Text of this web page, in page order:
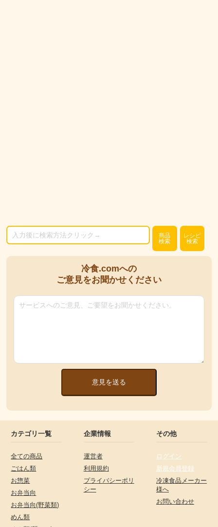
商品
検索
レシピ
検索
冷食.comへの
ご意見をお聞かせください
意見を送る
カテゴリ一覧
全ての商品
ごはん類
お惣菜
お弁当向
お弁当向(野菜類)
めん類
企業情報
運営者
利用規約
プライバシーポリ
シー
その他
ログイン
新規会員登録
冷凍食品メーカー
様へ
お問い合わせ